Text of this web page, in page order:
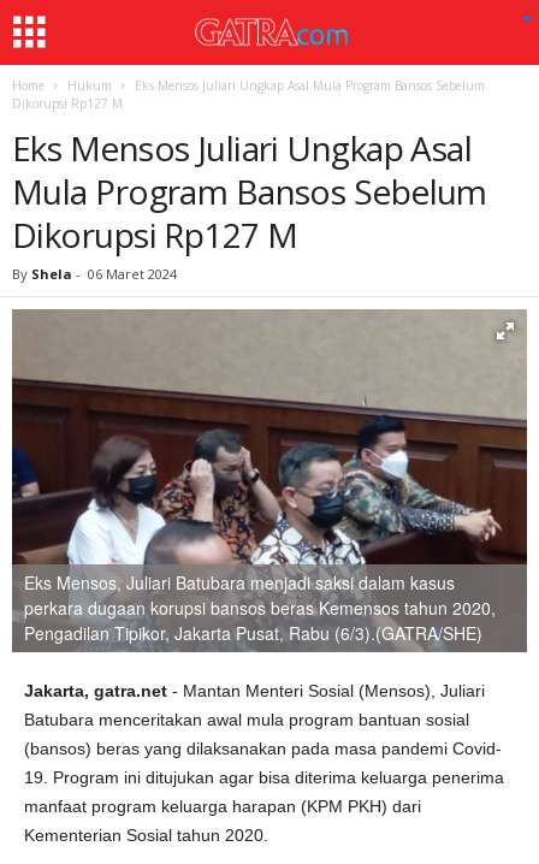
Home Hukum
Eks Mensos Juliari Ungkap Asal Mula Program Bansos Sebelum
Dikorupsi Rp127 M
Eks Mensos Juliari Ungkap Asal
Mula Program Bansos Sebelum
Dikorupsi Rp127 M
By Shela - 06 Maret 2024
Eks Mensos, Juliari Batubara menjadi saksi dalam kasus
perkara dugaan korupsi bansos beras Kemensos tahun 2020,
Pengadilan Tipikor, Jakarta Pusat, Rabu (6/3).(GATRA/SHE)
Jakarta, gatra.net - Mantan Menteri Sosial (Mensos), Juliari
Batubara menceritakan awal mula program bantuan sosial
(bansos) beras yang dilaksanakan pada masa pandemi Covid-
19. Program ini ditujukan agar bisa diterima keluarga penerima
manfaat program keluarga harapan (KPM PKH) dari
Kementerian Sosial tahun 2020.